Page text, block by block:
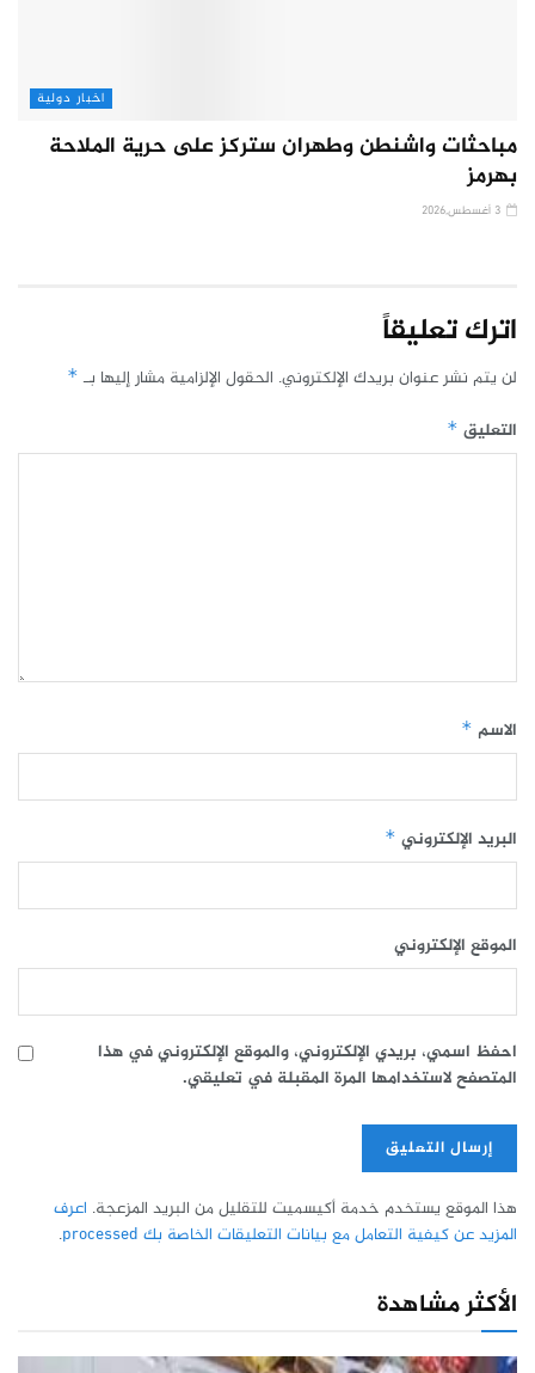
اخبار دولية
مباحثات واشنطن وطهران ستركز على حرية الملاحة
بهرمز
اترك تعليقاً
لن يتم نشر عنوان بريدك الإلكتروني. الحقول الإلزامية مشار إليها بـ *
التعليق *
الاسم *
البريد الإلكتروني *
الموقع الإلكتروني
احفظ اسمي، بريدي الإلكتروني، والموقع الإلكتروني في هذا
المتصفح لاستخدامها المرة المقبلة في تعليقي.
هذا الموقع يستخدم خدمة أكيسميت للتقليل من البريد المزعجة. اعرف
المزيد عن كيفية التعامل مع بيانات التعليقات الخاصة بك processed
.
الأكثر مشاهدة